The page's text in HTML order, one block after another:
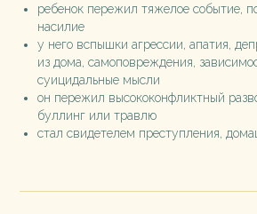
ребенок пережил тяжелое событие,
насилие
у него вспышки агрессии, апатия,
из дома, самоповреждения,
суицидальные мысли
он пережил высококонфликтный
буллинг или травлю
стал свидетелем преступления,